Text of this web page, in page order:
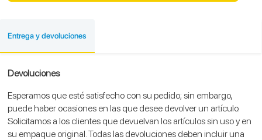
Entrega y devoluciones
Devoluciones
Esperamos que esté satisfecho con su pedido; sin embargo,
puede haber ocasiones en las que desee devolver un artículo.
Solicitamos a los clientes que devuelvan los artículos sin uso y en
su empaque original. Todas las devoluciones deben incluir una